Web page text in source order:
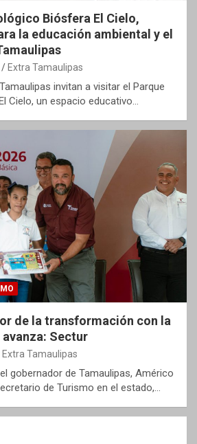
Biósfera El Cielo,
la educación ambiental y el
Extra Tamaulipas
invitan a visitar el Parque
Cielo, un espacio educativo…
de la transformación con la
Sectur
Extra Tamaulipas
gobernador de Tamaulipas, Américo
de Turismo en el estado,…